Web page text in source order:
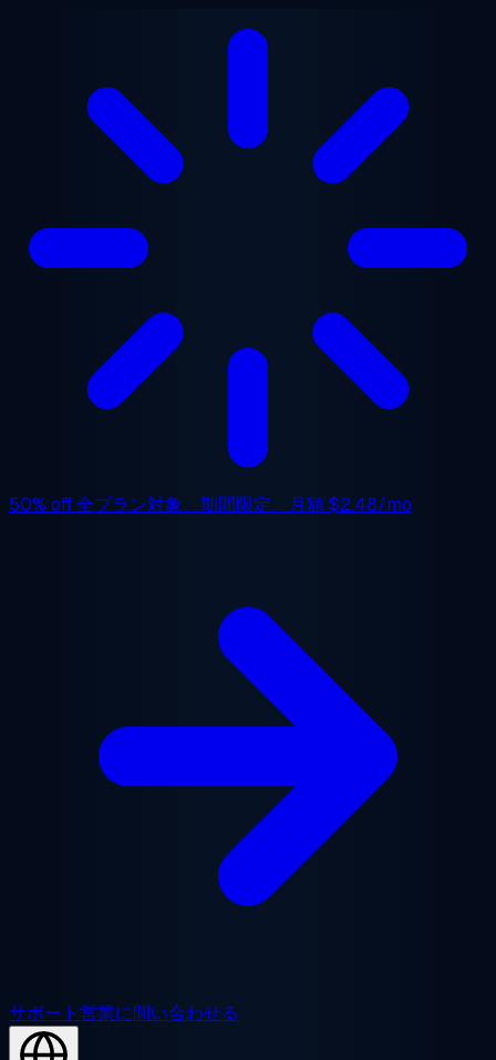
50% off全プラン対象、期間限定。月額$2.48/mo
サポート営業に問い合わせる